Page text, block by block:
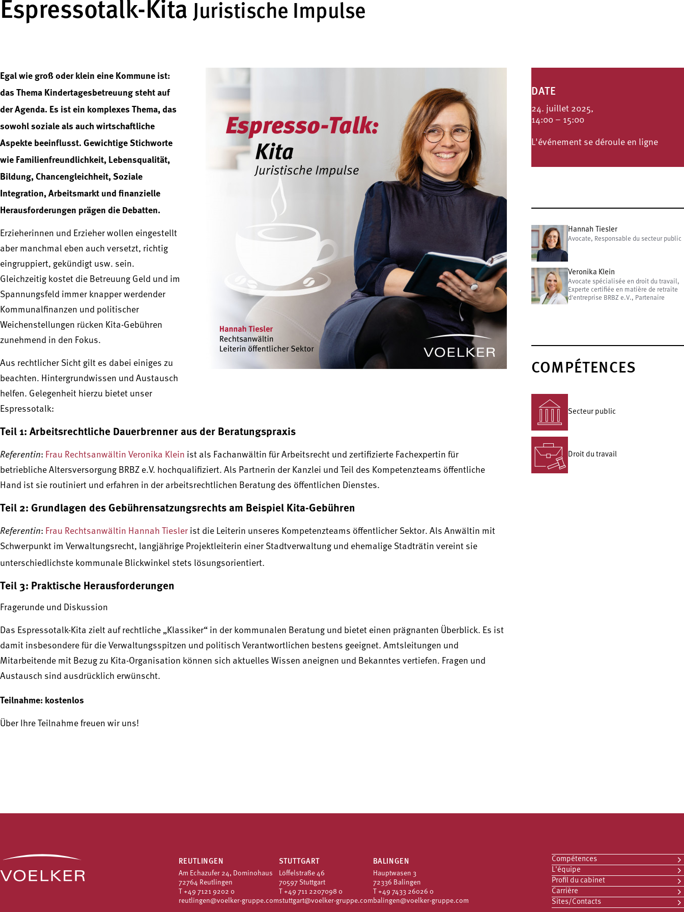
Espressotalk-Kita Juristische Impulse
Egal wie groß oder klein eine Kommune ist:
das Thema Kindertagesbetreuung steht auf
der Agenda. Es ist ein komplexes Thema, das
sowohl soziale als auch wirtschaftliche
Aspekte beeinflusst. Gewichtige Stichworte
wie Familienfreundlichkeit, Lebensqualität,
Bildung, Chancengleichheit, Soziale
Integration, Arbeitsmarkt und finanzielle
Herausforderungen prägen die Debatten.
Erzieherinnen und Erzieher wollen eingestellt
aber manchmal eben auch versetzt, richtig
eingruppiert, gekündigt usw. sein.
Gleichzeitig kostet die Betreuung Geld und im
Spannungsfeld immer knapper werdender
Kommunalfinanzen und politischer
Weichenstellungen rücken Kita-Gebühren
zunehmend in den Fokus.
Aus rechtlicher Sicht gilt es dabei einiges zu
beachten. Hintergrundwissen und Austausch
helfen. Gelegenheit hierzu bietet unser
Espressotalk:
Teil 1: Arbeitsrechtliche Dauerbrenner aus der Beratungspraxis
Referentin: Frau Rechtsanwältin Veronika Klein ist als Fachanwältin für Arbeitsrecht und zertifizierte Fachexpertin für
betriebliche Altersversorgung BRBZ e.V. hochqualifiziert. Als Partnerin der Kanzlei und Teil des Kompetenzteams öffentliche
Hand ist sie routiniert und erfahren in der arbeitsrechtlichen Beratung des öffentlichen Dienstes.
Teil 2: Grundlagen des Gebührensatzungsrechts am Beispiel Kita-Gebühren
Referentin: Frau Rechtsanwältin Hannah Tiesler ist die Leiterin unseres Kompetenzteams öffentlicher Sektor. Als Anwältin mit
Schwerpunkt im Verwaltungsrecht, langjährige Projektleiterin einer Stadtverwaltung und ehemalige Stadträtin vereint sie
unterschiedlichste kommunale Blickwinkel stets lösungsorientiert.
Teil 3: Praktische Herausforderungen
Fragerunde und Diskussion
Das Espressotalk-Kita zielt auf rechtliche „Klassiker“ in der kommunalen Beratung und bietet einen prägnanten Überblick. Es ist
damit insbesondere für die Verwaltungsspitzen und politisch Verantwortlichen bestens geeignet. Amtsleitungen und
Mitarbeitende mit Bezug zu Kita-Organisation können sich aktuelles Wissen aneignen und Bekanntes vertiefen. Fragen und
Austausch sind ausdrücklich erwünscht.
Teilnahme: kostenlos
Über Ihre Teilnahme freuen wir uns!
DATE
24. juillet 2025,
14:00 – 15:00
L'événement se déroule en ligne
Hannah Tiesler
Avocate, Responsable du secteur public
Veronika Klein
Avocate spécialisée en droit du travail,
Experte certifiée en matière de retraite
d'entreprise BRBZ e.V., Partenaire
COMPÉTENCES
Secteur public
Droit du travail
REUTLINGEN
Am Echazufer 24, Dominohaus
72764 Reutlingen
T +49 7121 9202 0
reutlingen@voelker-gruppe.com
STUTTGART
Löffelstraße 46
70597 Stuttgart
T +49 711 2207098 0
stuttgart@voelker-gruppe.com
BALINGEN
Hauptwasen 3
72336 Balingen
T +49 7433 26026 0
balingen@voelker-gruppe.com
Compétences
L'équipe
Profil du cabinet
Carrière
Sites/Contacts